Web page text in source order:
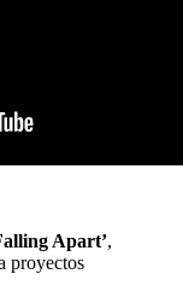
Apart’,
proyectos